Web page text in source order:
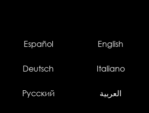
Español English
Deutsch Italiano
Русский العربية